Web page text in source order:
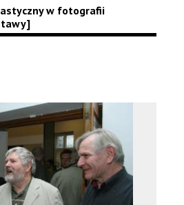
w fotografii